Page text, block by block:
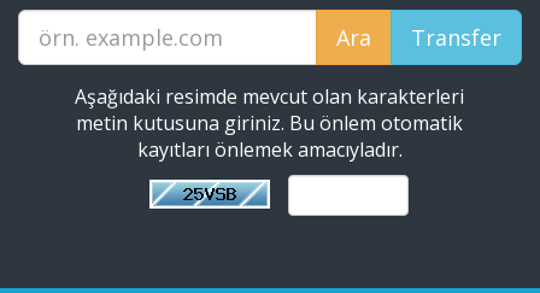
Aşağıdaki resimde mevcut olan karakterleri
metin kutusuna giriniz. Bu önlem otomatik
kayıtları önlemek amacıyladır.